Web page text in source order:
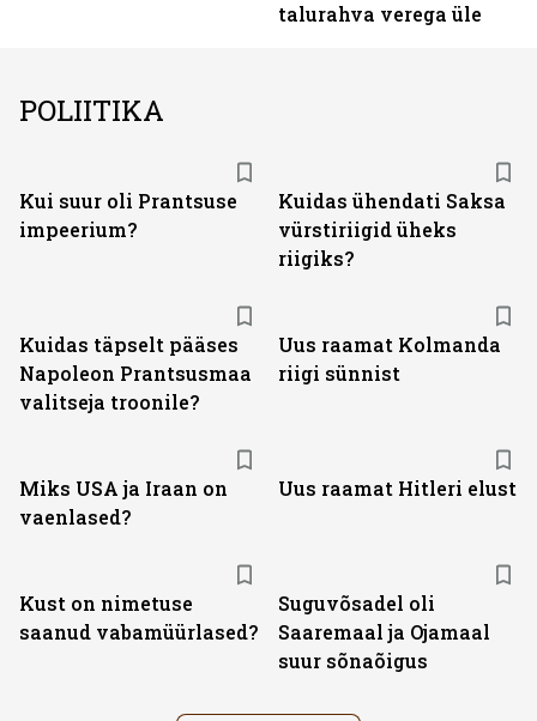
talurahva verega üle
POLIITIKA
Kui suur oli Prantsuse
impeerium?
Kuidas ühendati Saksa
vürstiriigid üheks
riigiks?
Kuidas täpselt pääses
Napoleon Prantsusmaa
valitseja troonile?
Uus raamat Kolmanda
riigi sünnist
Miks USA ja Iraan on
vaenlased?
Uus raamat Hitleri elust
Kust on nimetuse
saanud vabamüürlased?
Suguvõsadel oli
Saaremaal ja Ojamaal
suur sõnaõigus